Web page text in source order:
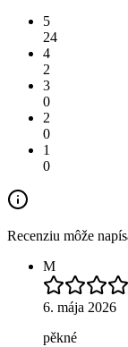
5
24
4
2
3
0
2
0
1
0
Recenziu môže
M
6. mája 2026
pěkné